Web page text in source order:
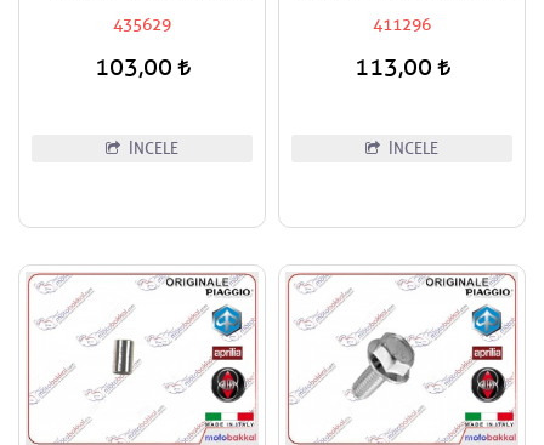
Fiyatıdır
435629
103,00
İNCELE
411296
113,00
İNCELE